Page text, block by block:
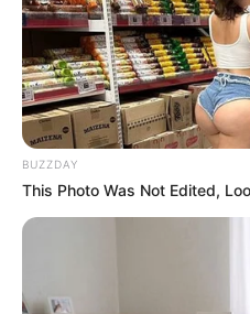
Men 45+ Are Trying This
MEDVI
BUZZDAY
This Photo Was Not Edited,